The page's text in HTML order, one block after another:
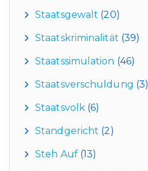
Staatsgewalt (20)
Staatskriminalität (39)
Staatssimulation (46)
Staatsverschuldung (3)
Staatsvolk (6)
Standgericht (2)
Steh Auf(13)